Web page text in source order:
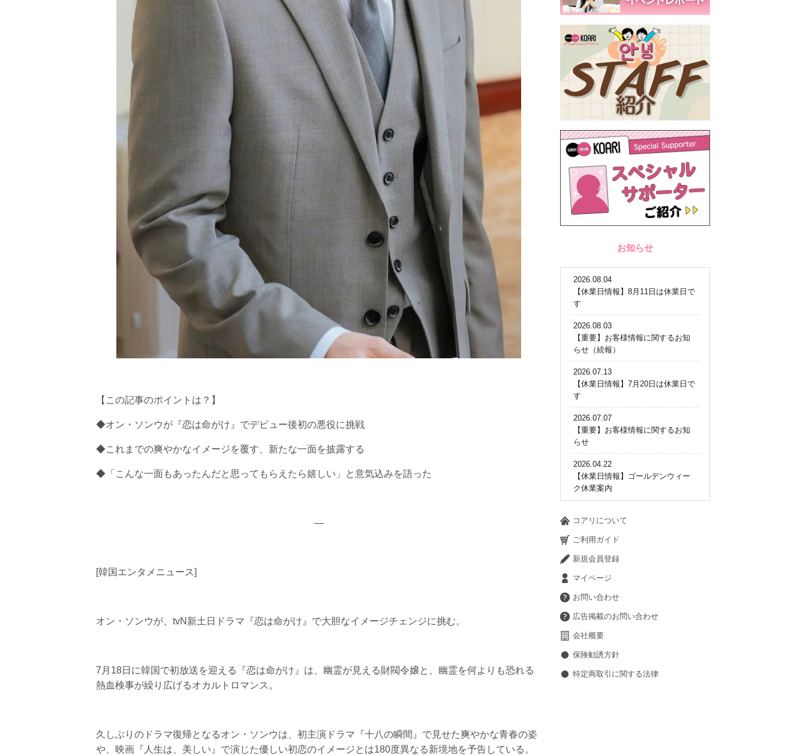
【この記事のポイントは？】
◆オン・ソンウが『恋は命がけ』でデビュー後初の悪役に挑戦
◆これまでの爽やかなイメージを覆す、新たな一面を披露する
◆「こんな一面もあったんだと思ってもらえたら嬉しい」と意気込みを語った
—
[韓国エンタメニュース]
オン・ソンウが、tvN新土日ドラマ『恋は命がけ』で大胆なイメージチェンジに挑む。
7月18日に韓国で初放送を迎える『恋は命がけ』は、幽霊が見える財閥令嬢と、幽霊を何よりも恐れる
熱血検事が繰り広げるオカルトロマンス。
久しぶりのドラマ復帰となるオン・ソンウは、初主演ドラマ『十八の瞬間』で見せた爽やかな青春の姿
や、映画『人生は、美しい』で演じた優しい初恋のイメージとは180度異なる新境地を予告している。
お知らせ
2026.08.04
【休業日情報】8月11日は休業日で
す
2026.08.03
【重要】お客様情報に関するお知
らせ（続報）
2026.07.13
【休業日情報】7月20日は休業日で
す
2026.07.07
【重要】お客様情報に関するお知
らせ
2026.04.22
【休業日情報】ゴールデンウィー
ク休業案内
コアリについて
ご利用ガイド
新規会員登録
マイページ
お問い合わせ
広告掲載のお問い合わせ
会社概要
保険勧誘方針
特定商取引に関する法律